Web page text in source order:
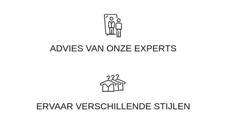
ADVIES VAN ONZE EXPERTS
ERVAAR VERSCHILLENDE STIJLEN